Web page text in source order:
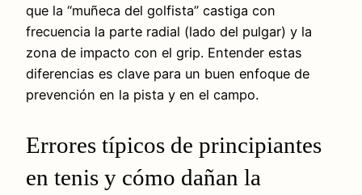
que la “muñeca del golfista” castiga con
frecuencia la parte radial (lado del pulgar) y la
zona de impacto con el grip. Entender estas
diferencias es clave para un buen enfoque de
prevención en la pista y en el campo.
Errores típicos de principiantes
en tenis y cómo dañan la